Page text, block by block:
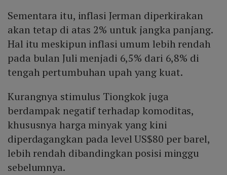
Sementara itu, inflasi Jerman diperkirakan
akan tetap di atas 2% untuk jangka panjang.
Hal itu meskipun inflasi umum lebih rendah
pada bulan Juli menjadi 6,5% dari 6,8% di
tengah pertumbuhan upah yang kuat.
Kurangnya stimulus Tiongkok juga
berdampak negatif terhadap komoditas,
khususnya harga minyak yang kini
diperdagangkan pada level US$80 per barel,
lebih rendah dibandingkan posisi minggu
sebelumnya.